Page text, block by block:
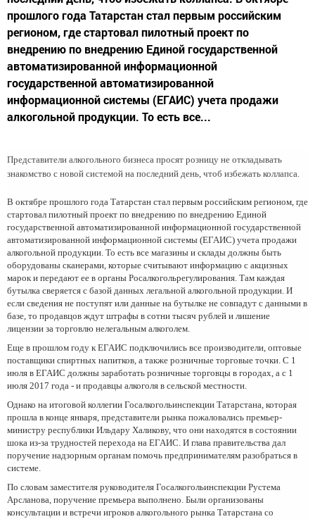
прошлого года Татарстан стал первым российским
регионом, где стартовал пилотный проект по
внедрению по внедрению Единой государственной
автоматизированной информационной
государственной автоматизированной
информационной системы (ЕГАИС) учета продажи
алкогольной продукции. То есть все...
Представители алкогольного бизнеса просят розницу не откладывать
знакомство с новой системой на последний день, чтоб избежать коллапса.
В октябре прошлого года Татарстан стал первым российским регионом, где
стартовал пилотный проект по внедрению по внедрению Единой
государственной автоматизированной информационной государственной
автоматизированной информационной системы (ЕГАИС) учета продажи
алкогольной продукции. То есть все магазины и склады должны быть
оборудованы сканерами, которые считывают информацию с акцизных
марок и передают ее в органы Росалкогольрегулирования. Там каждая
бутылка сверяется с базой данных легальной алкогольной продукции. И
если сведения не поступят или данные на бутылке не совпадут с данными в
базе, то продавцов ждут штрафы в сотни тысяч рублей и лишение
лицензии за торговлю нелегальным алкоголем.
Еще в прошлом году к ЕГАИС подключились все производители, оптовые
поставщики спиртных напитков, а также розничные торговые точки. С 1
июля в ЕГАИС должны заработать розничные торговцы в городах, а с 1
июля 2017 года - и продавцы алкоголя в сельской местности.
Однако на итоговой коллегии Госалкогольинспекции Татарстана, которая
прошла в конце января, представители рынка пожаловались премьер-
министру республики Ильдару Халикову, что они находятся в состоянии
шока из-за трудностей перехода на ЕГАИС. И глава правительства дал
поручение надзорным органам помочь предпринимателям разобраться в
системе.
По словам заместителя руководителя Госалкогольинспекции Рустема
Арсланова, поручение премьера выполнено. Были организованы
консультации и встречи игроков алкогольного рынка Татарстана со